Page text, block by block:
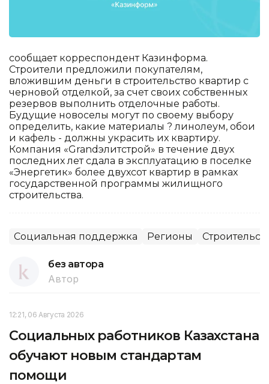
сообщает корреспондент Казинформа.
Строители предложили покупателям,
вложившим деньги в строительство квартир с
черновой отделкой, за счет своих собственных
резервов выполнить отделочные работы.
Будущие новоселы могут по своему выбору
определить, какие материалы ? линолеум, обои
и кафель - должны украсить их квартиру.
Компания «Grandэлитстрой» в течение двух
последних лет сдала в эксплуатацию в поселке
«Энергетик» более двухсот квартир в рамках
государственной программы жилищного
строительства.
Социальная поддержка Регионы
без автора
Автор
12:21, 06 Августа 2026
Социальных работников Казахстана
обучают новым стандартам
помощи